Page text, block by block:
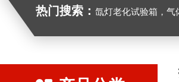
热门搜索： 氙灯老化试验箱，气体腐蚀试验箱，阴